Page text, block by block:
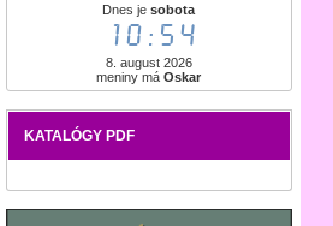
Dnes jesobota
10:54
8. august 2026
meniny máOskar
KATALÓGY PDF